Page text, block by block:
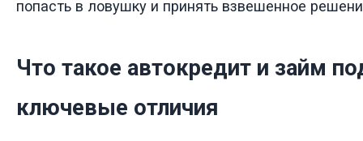
попасть в ловушку и принять взвешенное
Что такое автокредит и займ
ключевые отличия